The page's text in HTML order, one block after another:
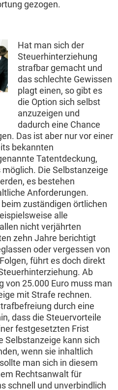
gezogen.
Hat man sich der
Steuerhinterziehung
strafbar gemacht und
das schlechte Gewissen
plagt einen, so gibt es
die Option sich selbst
anzuzeigen und
dadurch eine Chance
Das ist aber nur vor einer
bekannten
Tatentdeckung,
Die Selbstanzeige
es bestehen
Anforderungen.
zuständigen örtlichen
alle
nicht verjährten
zehn Jahre berichtigt
oder vergessen von
führt es doch direkt
Ab
von 25.000 Euro muss man
mit Strafe rechnen.
durch eine
dass die Steuervorteile
festgesetzten Frist
Selbstanzeige kann sich
wenn sie inhaltlich
man sich in diesem
Rechtsanwalt für
schnell und unverbindlich